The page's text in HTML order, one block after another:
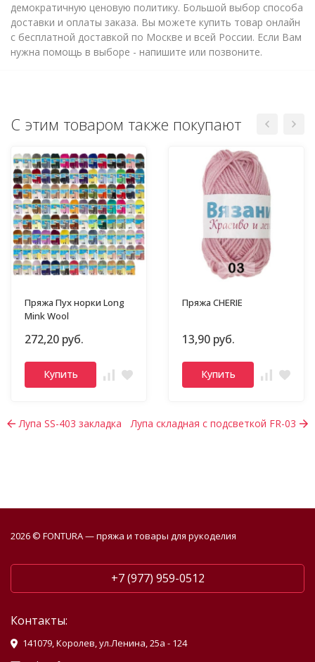
демократичную ценовую политику. Большой выбор способа
доставки и оплаты заказа. Вы можете купить товар онлайн
с бесплатной доставкой по Москве и всей России. Если Вам
нужна помощь в выборе - напишите или позвоните.
С этим товаром также покупают
Пряжа Пух норки Long
Mink Wool
272,20 руб.
Купить
Пряжа CHERIE
13,90 руб.
Купить
Лупа SS-403 закладка Лупа складная с подсветкой FR-03
2026 © FONTURA — пряжа и товары для рукоделия
+7 (977) 959-0512
Контакты:
141079, Королев, ул.Ленина, 25а - 124